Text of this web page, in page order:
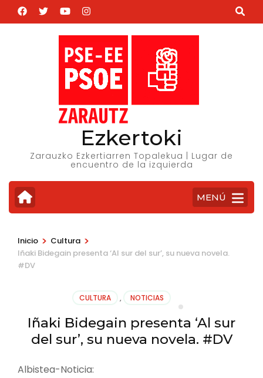
Saltar
al
Ezkertoki
Zarauzko Ezkertiarren Topalekua | Lugar de
encuentro de la izquierda
MENÚ
Inicio > Cultura >
Iñaki Bidegain presenta ‘Al sur del sur’, su nueva novela.
#DV
CULTURA , NOTICIAS
Iñaki Bidegain presenta ‘Al sur
del sur’, su nueva novela. #DV
Albistea-Noticia: